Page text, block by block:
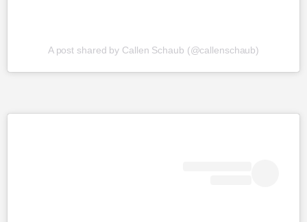
A post shared by Callen Schaub (@callenschaub)